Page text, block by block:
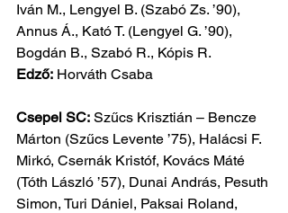
Iván M., Lengyel B. (Szabó Zs. ’90),
Annus Á., Kató T. (Lengyel G. ’90),
Bogdán B., Szabó R., Kópis R.
Edző: Horváth Csaba
Csepel SC: Szűcs Krisztián – Bencze
Márton (Szűcs Levente ’75), Halácsi F.
Mirkó, Csernák Kristóf, Kovács Máté
(Tóth László ’57), Dunai András, Pesuth
Simon, Turi Dániel, Paksai Roland,